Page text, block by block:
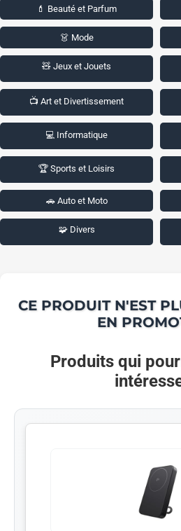
💄 Beauté et Parfum
👗 Mode
🧸 Jeux et Jouets
📺 Art et Divertissement
💻 Informatique
🏆 Sports et Loisirs
🚗 Auto et Moto
🧩 Divers
CE PRODUIT N'EST
EN
Produits qui